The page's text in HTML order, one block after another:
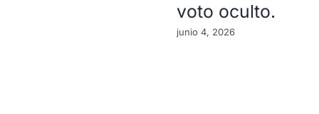
voto oculto.
junio 4, 2026